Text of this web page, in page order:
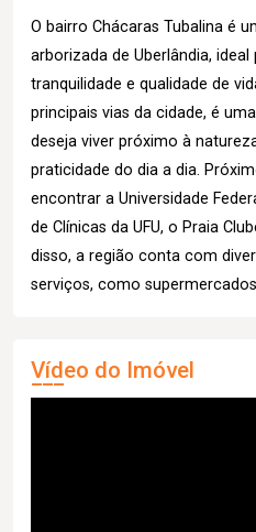
O bairro Chácaras Tubalina é
arborizada de Uberlândia,
tranquilidade e qualidade de
principais vias da cidade, é
deseja viver próximo à
praticidade do dia a dia.
encontrar a Universidade
de Clínicas da UFU, o Praia
disso, a região conta com
serviços, como
Vídeo do Imóvel